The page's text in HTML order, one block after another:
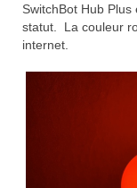
SwitchBot Hub
statut. La couleur
internet.